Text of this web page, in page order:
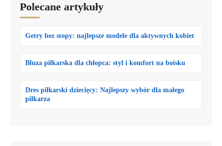
Polecane artykuły
Getry bez stopy: najlepsze modele dla aktywnych kobiet
Bluza piłkarska dla chłopca: styl i komfort na boisku
Dres piłkarski dziecięcy: Najlepszy wybór dla małego
piłkarza